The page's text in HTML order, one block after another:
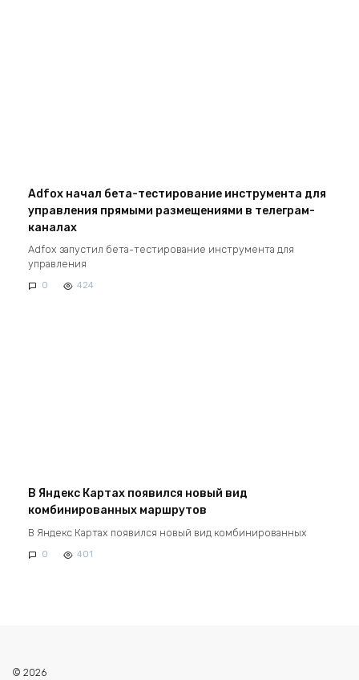
Adfox начал бета-тестирование инструмента для
управления прямыми размещениями в телеграм-
каналах
Adfox запустил бета-тестирование инструмента для
управления
0 424
В Яндекс Картах появился новый вид
комбинированных маршрутов
В Яндекс Картах появился новый вид комбинированных
0 401
© 2026